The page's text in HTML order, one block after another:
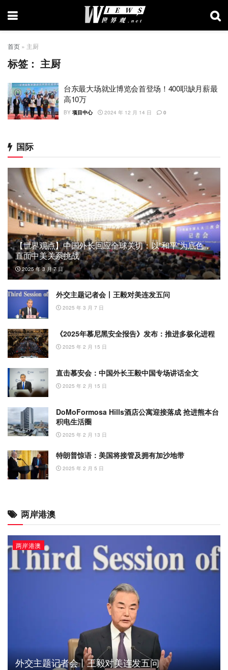
首页 » 主厨
标签：主厨
台东最大场就业博览会首登场！400职缺月薪最
高10万
BY 项目中心 2024 年 12 月 14 日 0
国际
【世界观点】中国外长回应全球关切：以”和平”为底色，
直面中美关系挑战
2025 年 3 月 7 日
外交主题记者会丨王毅对美连发五问
2025 年 3 月 7 日
《2025年慕尼黑安全报告》发布：推进多极化进程
2025 年 2 月 15 日
直击慕安会：中国外长王毅中国专场讲话全文
2025 年 2 月 15 日
DoMoFormosa Hills酒店公寓迎接落成 抢进熊本台
积电生活圈
2025 年 2 月 13 日
特朗普惊语：美国将接管及拥有加沙地带
2025 年 2 月 5 日
两岸港澳
两岸港澳
外交主题记者会丨王毅对美连发五问